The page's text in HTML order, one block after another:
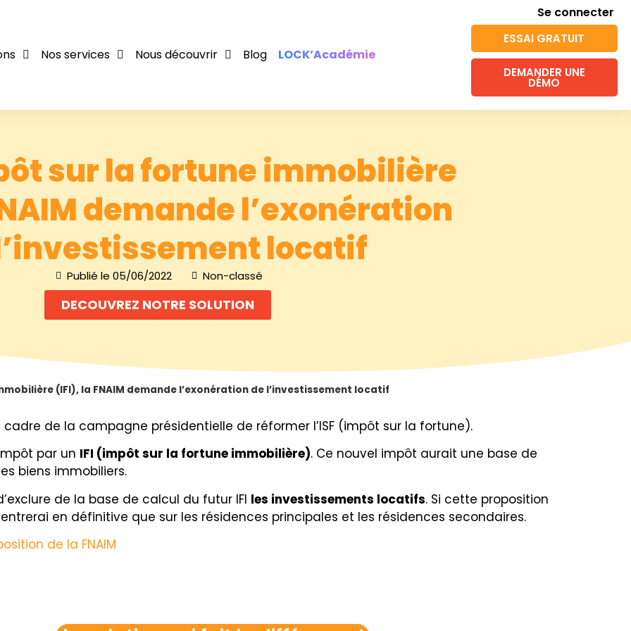
Nos services Nous découvrir Blog LOCK’Académie
Se connecter
ESSAI GRATUIT
DEMANDER UNE
DÉMO
sur la fortune immobilière
demande l’exonération
locatif
Publié le 05/06/2022 Non-classé
DECOUVREZ NOTRE SOLUTION
(IFI), la FNAIM demande l’exonération de l’investissement locatif
de la campagne présidentielle de réformer l’ISF (impôt sur la fortune).
par un IFI (impôt sur la fortune immobilière). Ce nouvel impôt aurait une base de
biens immobiliers.
de la base de calcul du futur IFI les investissements locatifs. Si cette proposition
en définitive que sur les résidences principales et les résidences secondaires.
de la FNAIM